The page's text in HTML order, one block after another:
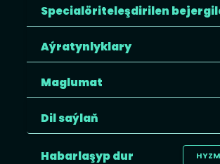
Specialöriteleşdirilen
Aýratynlyklary
Maglumat
Dil saýlaň
Habarlaşyp dur